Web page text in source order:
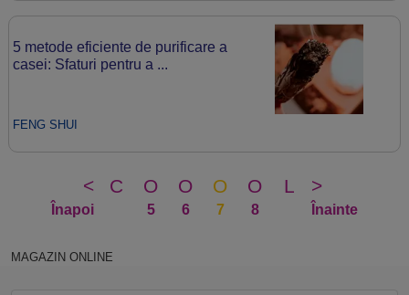
5 metode eficiente de purificare a
casei: Sfaturi pentru a ...
FENG SHUI
<
Înapoi
C O
5
O
6
O
7
O
8
L >
Înainte
MAGAZIN ONLINE